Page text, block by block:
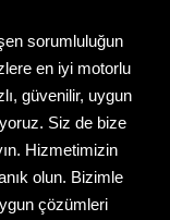
sorumluluğun
en iyi motorlu
güvenilir, uygun
Siz de bize
Hizmetimizin
olun. Bizimle
çözümleri